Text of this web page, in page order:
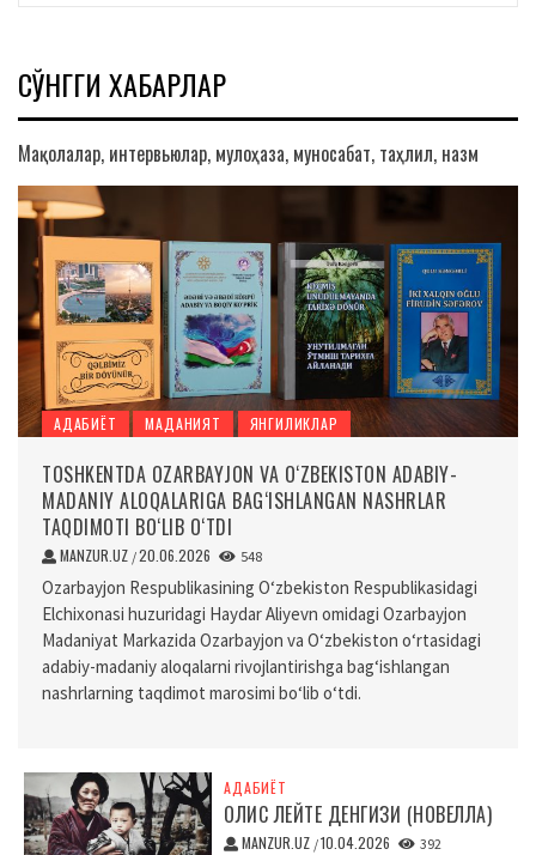
СЎНГГИ ХАБАРЛАР
Мақолалар, интервьюлар, мулоҳаза, муносабат, таҳлил, назм
АДАБИЁТ МАДАНИЯТ ЯНГИЛИКЛАР
TOSHKENTDA OZARBAYJON VA O‘ZBEKISTON ADABIY-
MADANIY ALOQALARIGA BAG‘ISHLANGAN NASHRLAR
TAQDIMOTI BO‘LIB O‘TDI
MANZUR.UZ /20.06.2026 548
Ozarbayjon Respublikasining O‘zbekiston Respublikasidagi
Elchixonasi huzuridagi Haydar Aliyevn omidagi Ozarbayjon
Madaniyat Markazida Ozarbayjon va O‘zbekiston o‘rtasidagi
adabiy-madaniy aloqalarni rivojlantirishga bag‘ishlangan
nashrlarning taqdimot marosimi bo‘lib o‘tdi.
АДАБИЁТ
ОЛИС ЛЕЙТЕ ДЕНГИЗИ (НОВЕЛЛА)
MANZUR.UZ /10.04.2026 392